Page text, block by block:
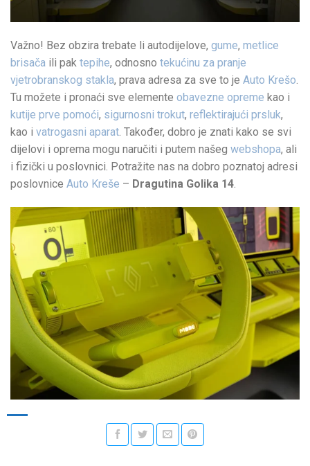
Važno! Bez obzira trebate li autodijelove, gume, metlice
brisača ili pak tepihe, odnosno tekućinu za pranje
vjetrobranskog stakla, prava adresa za sve to je Auto Krešo.
Tu možete i pronaći sve elemente obavezne opreme kao i
kutije prve pomoći, sigurnosni trokut, reflektirajući prsluk,
kao i vatrogasni aparat. Također, dobro je znati kako se svi
dijelovi i oprema mogu naručiti i putem našeg webshopa, ali
i fizički u poslovnici. Potražite nas na dobro poznatoj adresi
poslovnice Auto Kreše – Dragutina Golika 14.